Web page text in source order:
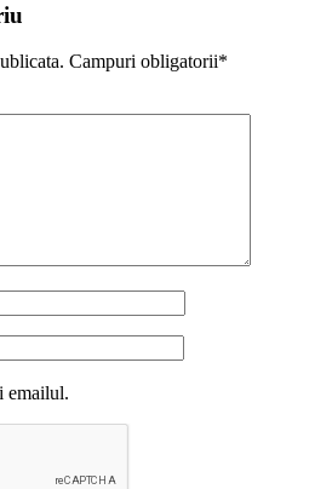
Campuri obligatorii*
emailul.